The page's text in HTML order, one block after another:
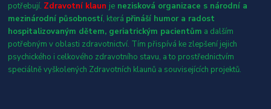
potřebují. Zdravotní klaun je nezisková organizace s národní a
mezinárodní působností, která přináší humor a radost
hospitalizovaným dětem, geriatrickým pacientům a dalším
potřebným v oblasti zdravotnictví. Tím přispívá ke zlepšení jejich
psychického i celkového zdravotního stavu, a to prostřednictvím
speciálně vyškolených Zdravotních klaunů a souvisejících projektů.